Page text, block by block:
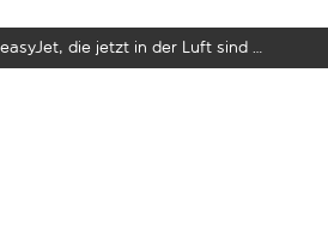
die jetzt in der Luft sind …